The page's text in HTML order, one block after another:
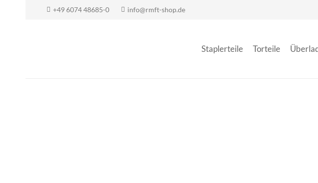
+49 6074 48685-0 info@rmft-shop.de
Staplerteile Torteile